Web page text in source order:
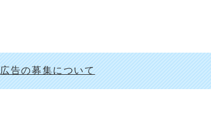
広告の募集について